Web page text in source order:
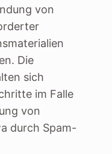
von
Die
sich
im Falle
von
durch Spam-